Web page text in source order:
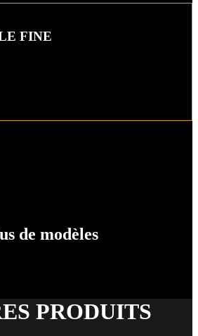
FINE
de modèles
PRODUITS